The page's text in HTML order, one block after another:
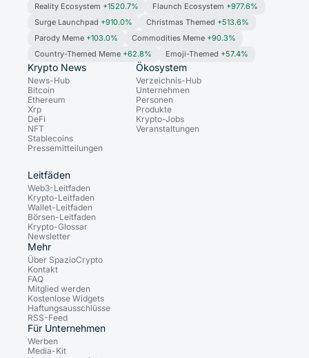
Reality Ecosystem +1520.7% Flaunch Ecosystem +977.6%
Surge Launchpad +910.0% Christmas Themed +513.6%
Parody Meme +103.0% Commodities Meme +90.3%
Country-Themed Meme +62.8% Emoji-Themed +57.4%
Krypto News
News-Hub
Bitcoin
Ethereum
Xrp
DeFi
NFT
Stablecoins
Pressemitteilungen
Ökosystem
Verzeichnis-Hub
Unternehmen
Personen
Produkte
Krypto-Jobs
Veranstaltungen
Leitfäden
Web3-Leitfaden
Krypto-Leitfaden
Wallet-Leitfaden
Börsen-Leitfaden
Krypto-Glossar
Newsletter
Mehr
Über SpazioCrypto
Kontakt
FAQ
Mitglied werden
Kostenlose Widgets
Haftungsausschlüsse
RSS-Feed
Für Unternehmen
Werben
Media-Kit